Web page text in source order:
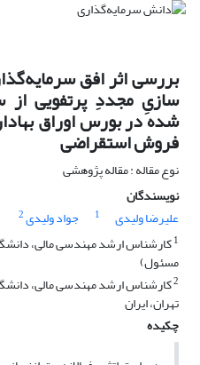
بررسی اثر افق
سازیِ مجددِ پرتفویی
شده در بورس اوراق
فروش استقراضی
نوع مقاله : مقاله پژوهشی
نویسندگان
علیرضا ولیدی
1 جواد ولیدی2
1کارشناس ارشد مهندسی مالی،
مسئول)
2کارشناس ارشد مهندسی مالی،
تهران، ایران
چکیده